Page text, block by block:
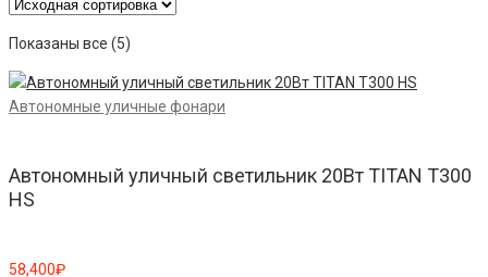
Показаны все (5)
Автономные уличные фонари
Автономный уличный светильник 20Вт TITAN T300
HS
58,400₽